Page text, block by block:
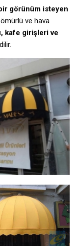
görünüm isteyen
ve hava
kafe girişleri ve